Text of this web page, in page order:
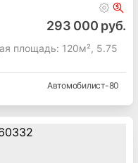
293 000 руб.
площадь: 120м², 5.75
Автомобилист-80